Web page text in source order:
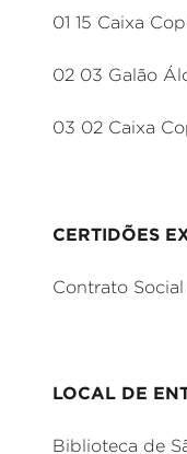
01 15 Caixa
02 03 Galão
03 02 Caixa
CERTIDÕES
Contrato
LOCAL DE
Biblioteca de